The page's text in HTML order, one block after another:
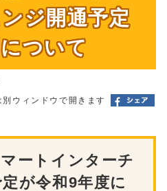
ジ開通予定
ついて
ウィンドウで開きます
マートインターチ
が令和9年度に